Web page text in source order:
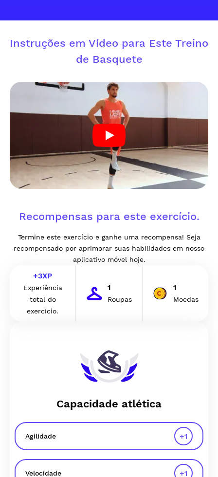
Instruções em Vídeo para Este Treino
de Basquete
Recompensas para este exercício.
Termine este exercício e ganhe uma recompensa! Seja
recompensado por aprimorar suas habilidades em nosso
aplicativo móvel hoje.
+3XP
Experiência
total do
exercício.
1
Roupas
1
Moedas
Capacidade atlética
Agilidade +1
Velocidade +1